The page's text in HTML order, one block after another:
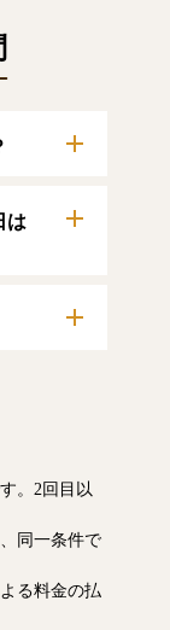
は
確認い
り清算
。2回目以
同一条件で
る料金の払